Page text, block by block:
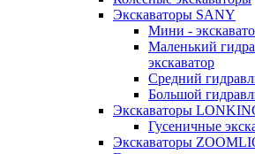
Экскаватоpы SANY
Мини -
Маленький
экскаватор
Средний
Большой
Экскаваторы
Гусеничные
Экскаваторы